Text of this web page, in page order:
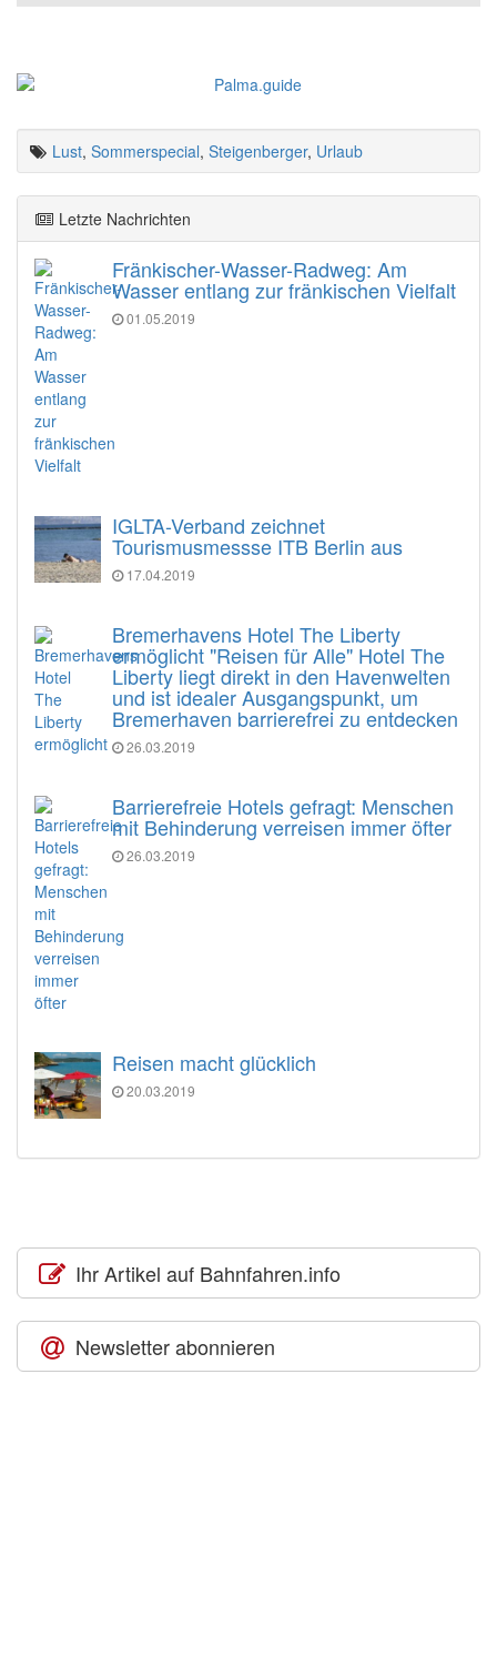
Lust, Sommerspecial, Steigenberger, Urlaub
Letzte Nachrichten
Fränkischer-Wasser-Radweg: Am
Wasser entlang zur fränkischen Vielfalt
01.05.2019
IGLTA-Verband zeichnet
Tourismusmessse ITB Berlin aus
17.04.2019
Bremerhavens Hotel The Liberty
ermöglicht "Reisen für Alle" Hotel The
Liberty liegt direkt in den Havenwelten
und ist idealer Ausgangspunkt, um
Bremerhaven barrierefrei zu entdecken
26.03.2019
Barrierefreie Hotels gefragt: Menschen
mit Behinderung verreisen immer öfter
26.03.2019
Reisen macht glücklich
20.03.2019
Ihr Artikel auf Bahnfahren.info
Newsletter abonnieren